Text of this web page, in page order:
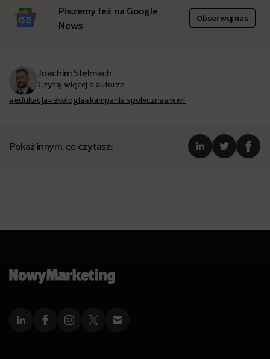
Piszemy też na Google
News
Obserwuj nas
Joachim Stelmach
Czytaj więcej o autorze
#edukacja#ekologia#kampania społeczna#wwf
Pokaż innym, co czytasz: